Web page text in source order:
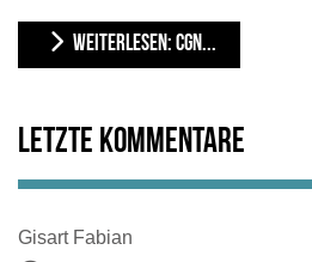
WEITERLESEN: CGN...
Letzte Kommentare
Gisart Fabian